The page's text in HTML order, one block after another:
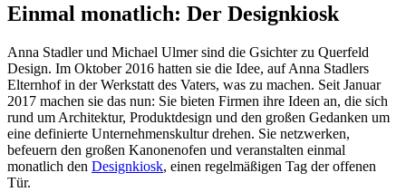
Einmal monatlich: Der Designkiosk
Anna Stadler und Michael Ulmer sind die Gsichter zu Querfeld
Design. Im Oktober 2016 hatten sie die Idee, auf Anna Stadlers
Elternhof in der Werkstatt des Vaters, was zu machen. Seit Januar
2017 machen sie das nun: Sie bieten Firmen ihre Ideen an, die sich
rund um Architektur, Produktdesign und den großen Gedanken um
eine definierte Unternehmenskultur drehen. Sie netzwerken,
befeuern den großen Kanonenofen und veranstalten einmal
monatlich den Designkiosk, einen regelmäßigen Tag der offenen
Tür.